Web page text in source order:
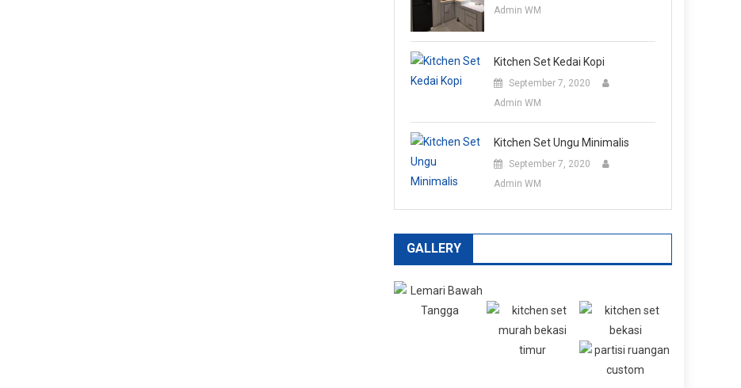
Admin WM
Kitchen Set Kedai Kopi
September 7, 2020
Admin WM
Kitchen Set Ungu Minimalis
September 7, 2020
Admin WM
GALLERY